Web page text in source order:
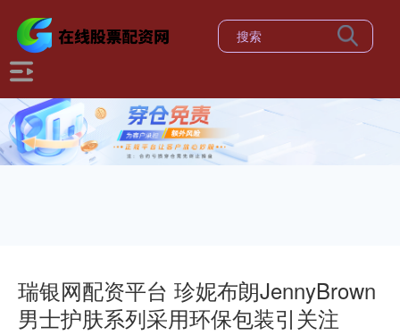
瑞银网配资平台 珍妮布朗JennyBrown
男士护肤系列采用环保包装引关注